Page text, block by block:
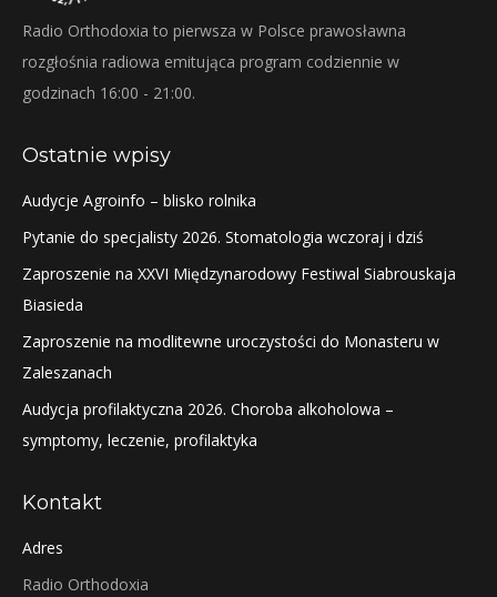
Radio Orthodoxia to pierwsza w Polsce prawosławna
rozgłośnia radiowa emitująca program codziennie w
godzinach 16:00 - 21:00.
Ostatnie wpisy
Audycje Agroinfo – blisko rolnika
Pytanie do specjalisty 2026. Stomatologia wczoraj i dziś
Zaproszenie na XXVI Międzynarodowy Festiwal Siabrouskaja
Biasieda
Zaproszenie na modlitewne uroczystości do Monasteru w
Zaleszanach
Audycja profilaktyczna 2026. Choroba alkoholowa –
symptomy, leczenie, profilaktyka
Kontakt
Adres
Radio Orthodoxia